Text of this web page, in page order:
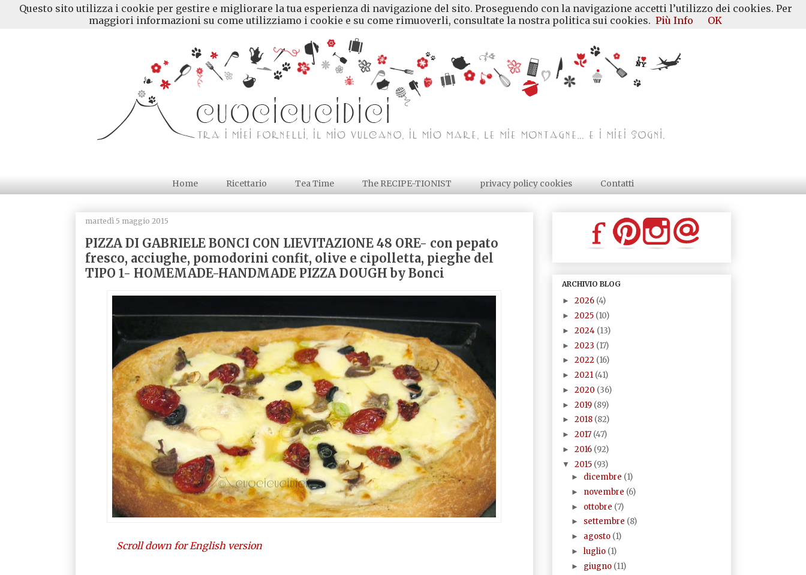
Home Ricettario Tea Time The RECIPE-TIONIST privacy policy cookies Contatti
martedì 5 maggio 2015
PIZZA DI GABRIELE BONCI CON LIEVITAZIONE 48 ORE- con pepato
fresco, acciughe, pomodorini confit, olive e cipolletta, pieghe del
TIPO 1- HOMEMADE-HANDMADE PIZZA DOUGH by Bonci
Scroll down for English version
ARCHIVIO BLOG
► 2026 (4)
► 2025 (10)
► 2024 (13)
► 2023 (17)
► 2022 (16)
► 2021 (41)
► 2020 (36)
► 2019 (89)
► 2018 (82)
► 2017 (47)
► 2016 (92)
▼ 2015 (93)
► dicembre (1)
► novembre (6)
► ottobre (7)
► settembre (8)
► agosto (1)
► luglio (1)
► giugno (11)
Questo sito utilizza i cookie per gestire e migliorare la tua esperienza di navigazione del sito. Proseguendo con la navigazione accetti l’utilizzo dei cookies. Per
maggiori informazioni su come utilizziamo i cookie e su come rimuoverli, consultate la nostra politica sui cookies. Più Info OK